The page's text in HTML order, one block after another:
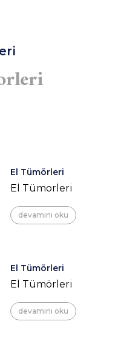
El Tümörleri
El Tümorleri
devamını oku
El Tümörleri
El Tümörleri
devamını oku